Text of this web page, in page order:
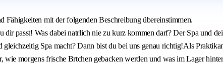
Fähigkeiten mit der folgenden Beschreibung übereinstimmen.
passt! Was dabei natrlich nie zu kurz kommen darf? Der Spa und
Spa macht? Dann bist du bei uns genau richtig!Als
morgens frische Brtchen gebacken werden und was im Lager